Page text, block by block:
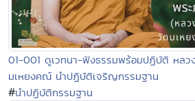
01-001 ดูเวทนา-ฟังธรรมพร้อมปฏิบัติ หล
มเหยงคณ์ นำปฏิบัติเจริญกรรมฐาน
#นำปฏิบัติกรรมฐาน